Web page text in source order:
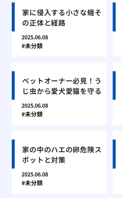
家に侵入する小さな蛾そ
の正体と経路
2025.06.08
未分類
ペットオーナー必見！う
じ虫から愛犬愛猫を守る
2025.06.08
未分類
家の中のハエの卵危険ス
ポットと対策
2025.06.08
未分類